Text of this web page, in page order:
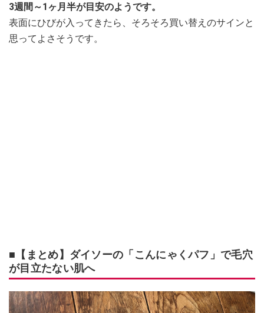
3週間～1ヶ月半が目安のようです。
表面にひびが入ってきたら、そろそろ買い替えのサインと
思ってよさそうです。
■【まとめ】ダイソーの「こんにゃくパフ」で毛穴
が目立たない肌へ